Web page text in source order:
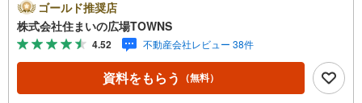
と満足して頂ける住宅用地はこちらです。ぜひご覧くださ
い。土地面積は220.32平米（公簿）で一押しです。仮に将
来その土地を売ることになった時に、大きな価格の変動が
起こりにくいのも第一種低層住居専用地域のメリットで
す。【年中無休/9:00～21:00】人気物件は特にお問い合わ
せが集中するため、お早めにお電話下さい。「室内・現地
ゴールド推奨店
株式会社住まいの広場TOWNS
4.52 不動産会社レビュー 38件
資料をもらう （無料）